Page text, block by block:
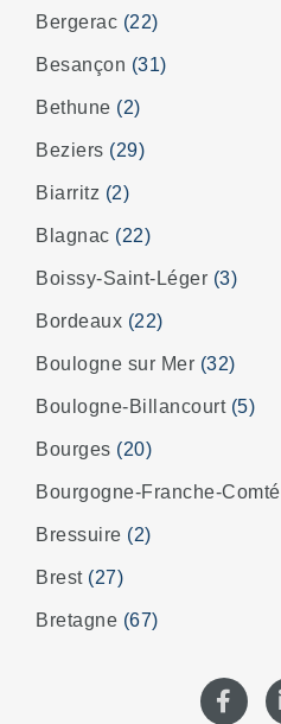
Bergerac (22)
Besançon (31)
Bethune (2)
Beziers (29)
Biarritz (2)
Blagnac (22)
Boissy-Saint-Léger (3)
Bordeaux (22)
Boulogne sur Mer (32)
Boulogne-Billancourt (5)
Bourges (20)
Bourgogne-Franche-Comté
Bressuire (2)
Brest (27)
Bretagne (67)